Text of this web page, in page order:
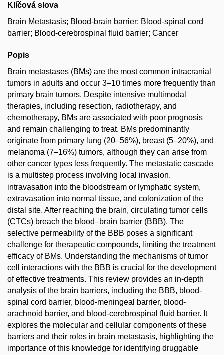
Klíčová slova
Brain Metastasis; Blood-brain barrier; Blood-spinal cord
barrier; Blood-cerebrospinal fluid barrier; Cancer
Popis
Brain metastases (BMs) are the most common intracranial
tumors in adults and occur 3–10 times more frequently than
primary brain tumors. Despite intensive multimodal
therapies, including resection, radiotherapy, and
chemotherapy, BMs are associated with poor prognosis
and remain challenging to treat. BMs predominantly
originate from primary lung (20–56%), breast (5–20%), and
melanoma (7–16%) tumors, although they can arise from
other cancer types less frequently. The metastatic cascade
is a multistep process involving local invasion,
intravasation into the bloodstream or lymphatic system,
extravasation into normal tissue, and colonization of the
distal site. After reaching the brain, circulating tumor cells
(CTCs) breach the blood–brain barrier (BBB). The
selective permeability of the BBB poses a significant
challenge for therapeutic compounds, limiting the treatment
efficacy of BMs. Understanding the mechanisms of tumor
cell interactions with the BBB is crucial for the development
of effective treatments. This review provides an in-depth
analysis of the brain barriers, including the BBB, blood-
spinal cord barrier, blood-meningeal barrier, blood-
arachnoid barrier, and blood-cerebrospinal fluid barrier. It
explores the molecular and cellular components of these
barriers and their roles in brain metastasis, highlighting the
importance of this knowledge for identifying druggable